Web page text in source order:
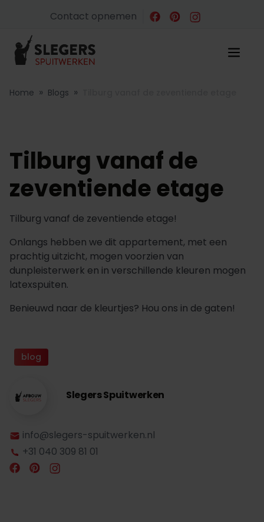
Contact opnemen
Home » Blogs »
Tilburg vanaf de
zeventiende etage
Tilburg vanaf de zeventiende etage!
Onlangs hebben we dit appartement, met een
prachtig uitzicht, mogen voorzien van
dunpleisterwerk en in verschillende kleuren mogen
latexspuiten.
Benieuwd naar de kleurtjes? Hou ons in de gaten!
blog
Slegers Spuitwerken
info@slegers-spuitwerken.nl
+31 040 309 81 01